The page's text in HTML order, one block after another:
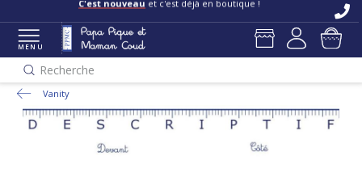
C'est nouveau et c'est déjà en boutique !
MENU
Recherche
Vanity